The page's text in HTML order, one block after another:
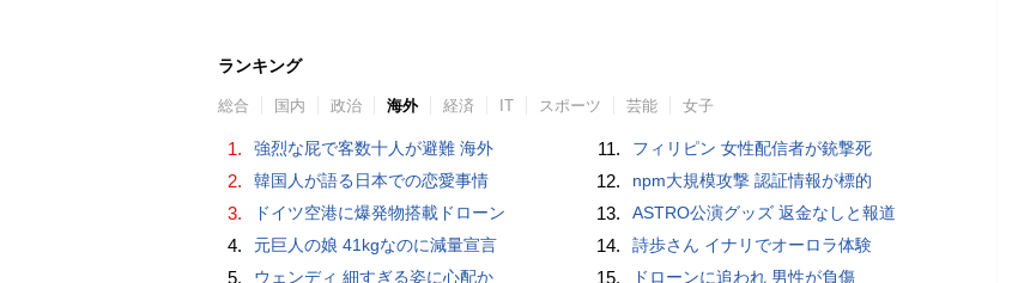
ランキング
総合 国内 政治 海外 経済 IT スポーツ 芸能 女子
1. 強烈な屁で客数十人が避難 海外
2. 韓国人が語る日本での恋愛事情
3. ドイツ空港に爆発物搭載ドローン
4. 元巨人の娘 41kgなのに減量宣言
5. ウェンディ 細すぎる姿に心配か
11. フィリピン 女性配信者が銃撃死
12. npm大規模攻撃 認証情報が標的
13. ASTRO公演グッズ 返金なしと報道
14. 詩歩さん イナリでオーロラ体験
15. ドローンに追われ 男性が負傷